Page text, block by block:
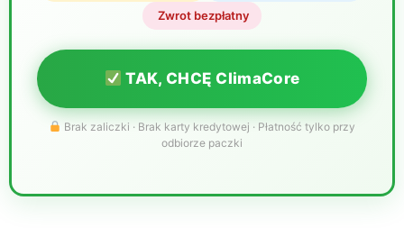
️ Zwrot bezpłatny
TAK, CHCĘ ClimaCore
Brak zaliczki · Brak karty kredytowej · Płatność tylko przy
odbiorze paczki